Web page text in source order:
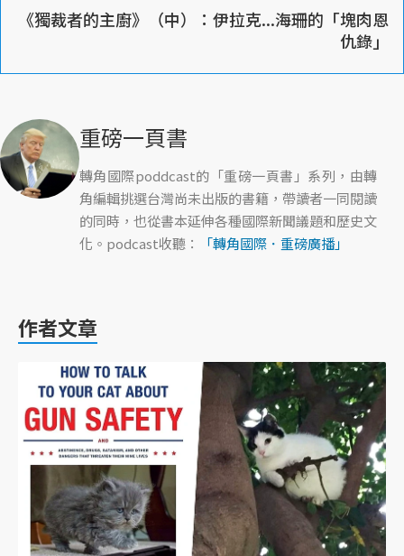
《獨裁者的主廚》（中）：伊拉克...海珊的「塊肉恩
仇錄」
重磅一頁書
轉角國際poddcast的「重磅一頁書」系列，由轉
角編輯挑選台灣尚未出版的書籍，帶讀者一同閱讀
的同時，也從書本延伸各種國際新聞議題和歷史文
化。podcast收聽：
「轉角國際．重磅廣播」
作者文章